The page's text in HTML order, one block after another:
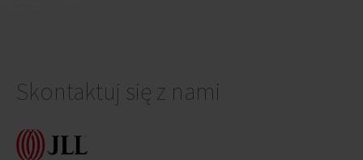
Skontaktuj się z nami